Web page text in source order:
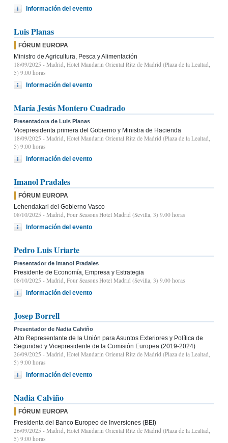
Información del evento
Luis Planas
FÓRUM EUROPA
Ministro de Agricultura, Pesca y Alimentación
18/09/2025 - Madrid, Hotel Mandarin Oriental Ritz de Madrid (Plaza de la Lealtad,
5) 9:00 horas
Información del evento
María Jesús Montero Cuadrado
Presentadora de Luis Planas
Vicepresidenta primera del Gobierno y Ministra de Hacienda
18/09/2025 - Madrid, Hotel Mandarin Oriental Ritz de Madrid (Plaza de la Lealtad,
5) 9:00 horas
Información del evento
Imanol Pradales
FÓRUM EUROPA
Lehendakari del Gobierno Vasco
08/10/2025 - Madrid, Four Seasons Hotel Madrid (Sevilla, 3) 9.00 horas
Información del evento
Pedro Luis Uriarte
Presentador de Imanol Pradales
Presidente de Economía, Empresa y Estrategia
08/10/2025 - Madrid, Four Seasons Hotel Madrid (Sevilla, 3) 9.00 horas
Información del evento
Josep Borrell
Presentador de Nadia Calviño
Alto Representante de la Unión para Asuntos Exteriores y Política de
Seguridad y Vicepresidente de la Comisión Europea (2019-2024)
26/09/2025 - Madrid, Hotel Mandarin Oriental Ritz de Madrid (Plaza de la Lealtad,
5) 9:00 horas
Información del evento
Nadia Calviño
FÓRUM EUROPA
Presidenta del Banco Europeo de Inversiones (BEI)
26/09/2025 - Madrid, Hotel Mandarin Oriental Ritz de Madrid (Plaza de la Lealtad,
5) 9:00 horas